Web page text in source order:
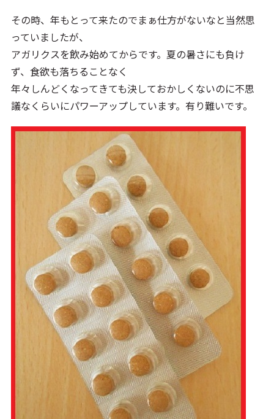
その時、年もとって来たのでまぁ仕方がないなと当然思
っていましたが、
アガリクスを飲み始めてからです。夏の暑さにも負け
ず、食欲も落ちることなく
年々しんどくなってきても決しておかしくないのに不思
議なくらいにパワーアップしています。有り難いです。